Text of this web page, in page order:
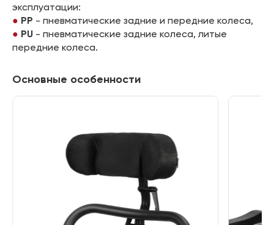
эксплуатации:
PP - пневматические задние и передние колеса,
PU - пневматические задние колеса, литые
передние колеса.
Основные особенности